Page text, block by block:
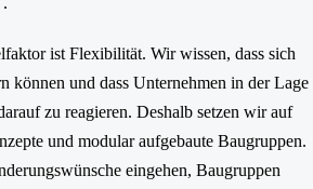
ist Flexibilität. Wir wissen, dass sich
können und dass Unternehmen in der Lage
zu reagieren. Deshalb setzen wir auf
und modular aufgebaute Baugruppen.
eingehen, Baugruppen